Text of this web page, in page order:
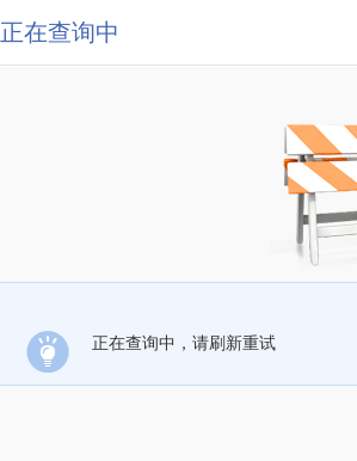
正在查询中
正在查询中，请刷新重试